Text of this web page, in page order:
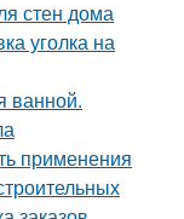
стен дома
уголка на
ванной.
применения